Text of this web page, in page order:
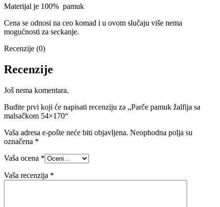
Materijal je 100% pamuk
Cena se odnosi na ceo komad i u ovom slučaju više nema
mogućnosti za seckanje.
Recenzije (0)
Recenzije
Još nema komentara.
Budite prvi koji će napisati recenziju za „Parče pamuk žalfija sa
malsačkom 54×170“
Vaša adresa e-pošte neće biti objavljena. Neophodna polja su
označena *
Vaša ocena *
Vaša recenzija *